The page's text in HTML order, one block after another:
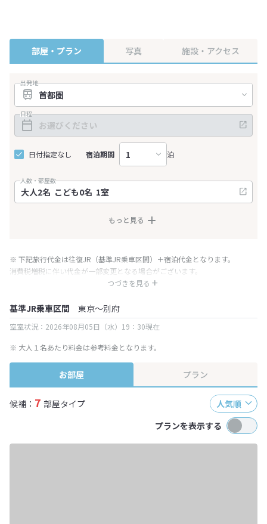
部屋・プラン 写真 施設・アクセス
出発地
日程
日付指定なし 宿泊期間 泊
人数・部屋数
もっと見る
つづきを見る
※ 下記旅行代金は往復JR（基準JR乗車区間）＋宿泊代金となります。
消費税増税に伴い代金が一部変更となる場合がございます。
※ 表示されている旅行代金・プラン内容は一定時間ごとに更新されます。最
基準JR乗車区間 東京～別府
空室状況：2026年08月05日（水）19：30現在
※ 大人１名あたり料金は参考料金となります。
お部屋 プラン
候補： 7 部屋タイプ
人気順
プランを表示する